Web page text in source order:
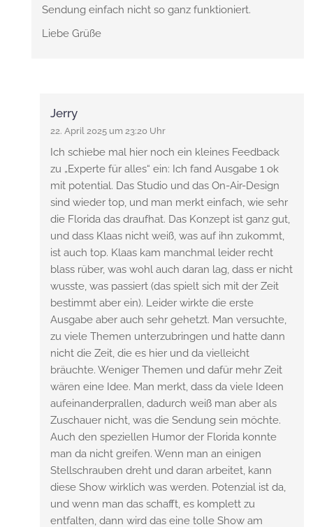
Sendung einfach nicht so ganz funktioniert.
Liebe Grüße
Jerry
22. April 2025 um 23:20 Uhr
Ich schiebe mal hier noch ein kleines Feedback
zu „Experte für alles“ ein: Ich fand Ausgabe 1 ok
mit potential. Das Studio und das On-Air-Design
sind wieder top, und man merkt einfach, wie sehr
die Florida das draufhat. Das Konzept ist ganz gut,
und dass Klaas nicht weiß, was auf ihn zukommt,
ist auch top. Klaas kam manchmal leider recht
blass rüber, was wohl auch daran lag, dass er nicht
wusste, was passiert (das spielt sich mit der Zeit
bestimmt aber ein). Leider wirkte die erste
Ausgabe aber auch sehr gehetzt. Man versuchte,
zu viele Themen unterzubringen und hatte dann
nicht die Zeit, die es hier und da vielleicht
bräuchte. Weniger Themen und dafür mehr Zeit
wären eine Idee. Man merkt, dass da viele Ideen
aufeinanderprallen, dadurch weiß man aber als
Zuschauer nicht, was die Sendung sein möchte.
Auch den speziellen Humor der Florida konnte
man da nicht greifen. Wenn man an einigen
Stellschrauben dreht und daran arbeitet, kann
diese Show wirklich was werden. Potenzial ist da,
und wenn man das schafft, es komplett zu
entfalten, dann wird das eine tolle Show am